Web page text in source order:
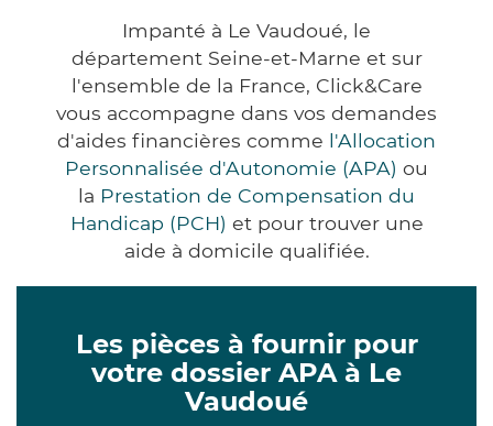
Impanté à Le Vaudoué, le
département Seine-et-Marne et sur
l'ensemble de la France, Click&Care
vous accompagne dans vos demandes
d'aides financières comme l'Allocation
Personnalisée d'Autonomie (APA) ou
la Prestation de Compensation du
Handicap (PCH) et pour trouver une
aide à domicile qualifiée.
Les pièces à fournir pour
votre dossier APA à Le
Vaudoué